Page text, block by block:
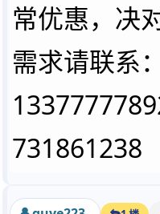
常优惠，决
需求请联系
731861238